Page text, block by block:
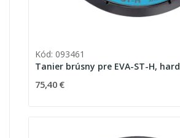
Kód: 093461
Tanier brúsny pre EVA-ST-H, hard
75,40 €